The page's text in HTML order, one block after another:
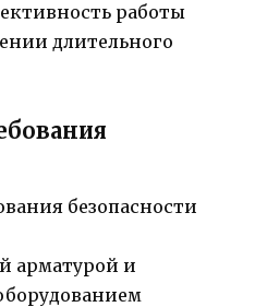
работы
длительного
арматурой и